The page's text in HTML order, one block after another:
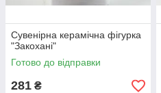
Сувенірна керамічна фігурка
"Закохані"
Готово до відправки
281 ₴